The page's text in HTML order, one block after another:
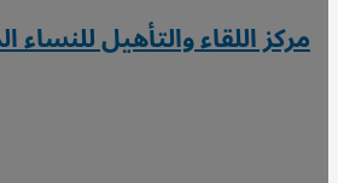
مركز اللقاء والتأهيل